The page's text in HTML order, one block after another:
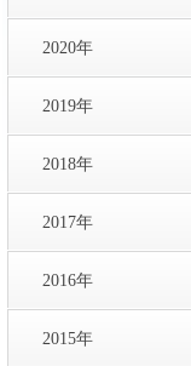
2020年
2019年
2018年
2017年
2016年
2015年